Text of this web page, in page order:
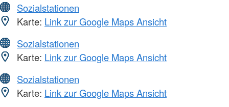
Sozialstationen
Karte: Link zur Google Maps Ansicht
Sozialstationen
Karte: Link zur Google Maps Ansicht
Sozialstationen
Karte: Link zur Google Maps Ansicht